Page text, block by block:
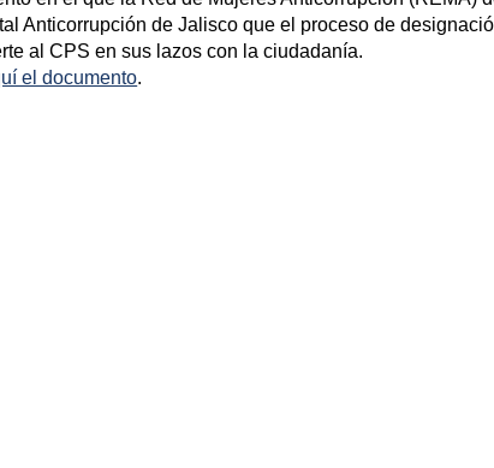
Anticorrupción de Jalisco que el proceso de
al CPS en sus lazos con la ciudadanía.
el documento.